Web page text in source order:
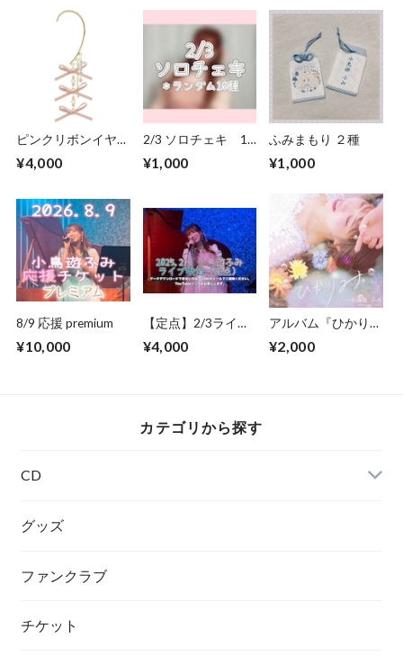
ピンクリボンイヤー
¥4,000
2/3 ソロチェキ 10
¥1,000
ふみまもり ２種
¥1,000
8/9 応援 premium
¥10,000
【定点】2/3ライブ
¥4,000
アルバム『ひかり
¥2,000
カテゴリから探す
CD
グッズ
ファンクラブ
チケット